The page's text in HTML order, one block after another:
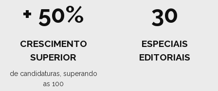
+ 50%
CRESCIMENTO
SUPERIOR
de candidaturas, superando
as 100
30
ESPECIAIS
EDITORIAIS